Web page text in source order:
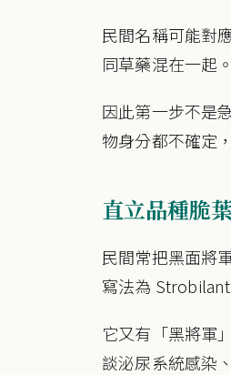
民間名稱可能對
同草藥混在一起。
因此第一步不是
物身分都不確定
直立品種脆
民間常把黑面將
寫法為
它又有「黑將軍
談泌尿系統感染